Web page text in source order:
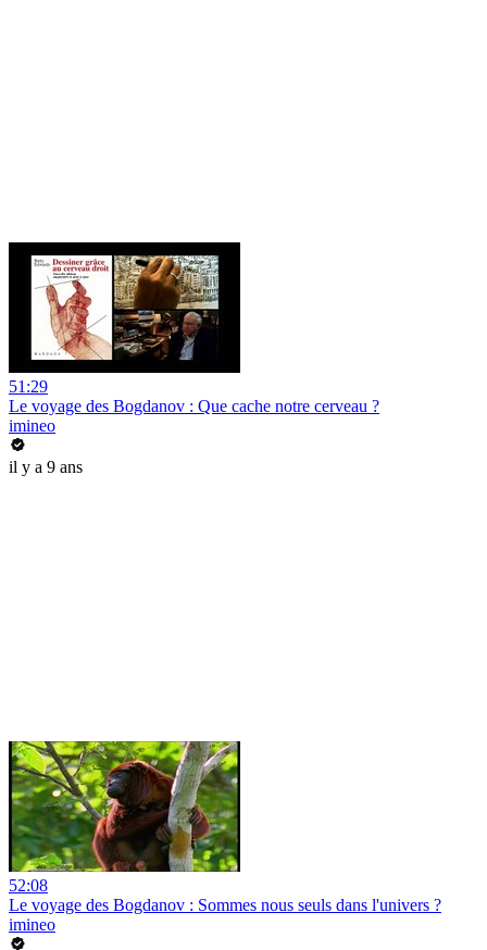
51:29
Le voyage des Bogdanov : Que cache notre cerveau ?
imineo
il y a 9 ans
52:08
Le voyage des Bogdanov : Sommes nous seuls dans l'univers ?
imineo